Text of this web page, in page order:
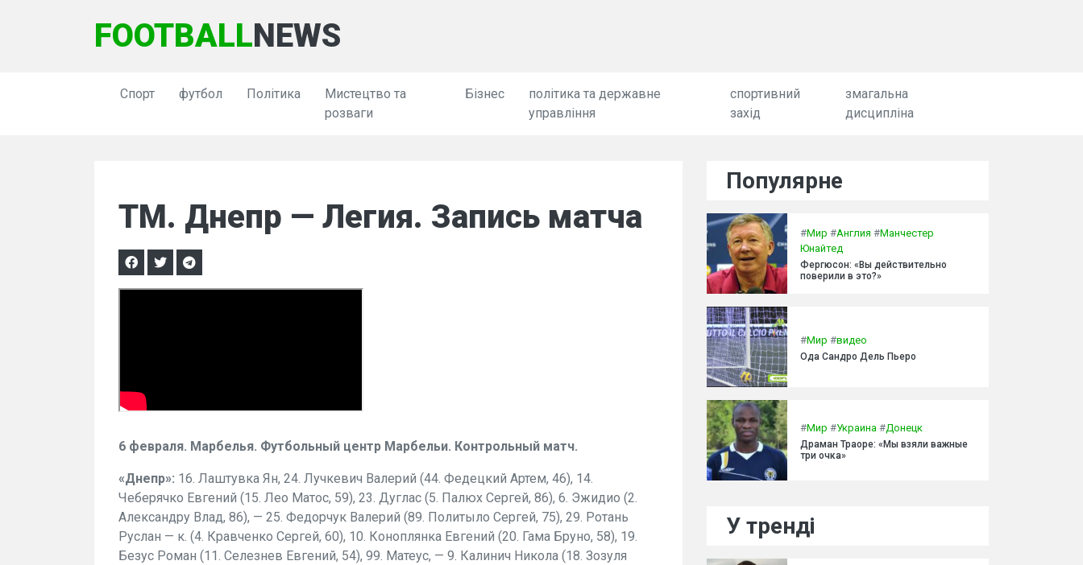
FOOTBALLNEWS
Спорт футбол Політика
Мистецтво та
розваги
Бізнес
політика та державне
управління
спортивний
захід
змагальна
дисципліна
ТМ. Днепр — Легия. Запись матча
6 февраля. Марбелья. Футбольный центр Марбельи. Контрольный матч.
«Днепр»: 16. Лаштувка Ян, 24. Лучкевич Валерий (44. Федецкий Артем, 46), 14.
Чеберячко Евгений (15. Лео Матос, 59), 23. Дуглас (5. Палюх Сергей, 86), 6. Эжидио (2.
Александру Влад, 86), — 25. Федорчук Валерий (89. Политыло Сергей, 75), 29. Ротань
Руслан — к. (4. Кравченко Сергей, 60), 10. Коноплянка Евгений (20. Гама Бруно, 58), 19.
Безус Роман (11. Селезнев Евгений, 54), 99. Матеус, — 9. Калинич Никола (18. Зозуля
Популярне
#Мир #Англия #Манчестер
Юнайтед
Фергюсон: «Вы действительно
поверили в это?»
#Мир #видео
Ода Сандро Дель Пьеро
#Мир #Украина #Донецк
Драман Траоре: «Мы взяли важные
три очка»
У тренді